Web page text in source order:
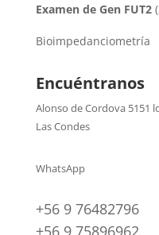
Examen de Gen FUT2
Bioimpedanciometría
Encuéntranos
Alonso de Cordova 5151
Las Condes
WhatsApp
+56 9 76482796
+56 9 75896962